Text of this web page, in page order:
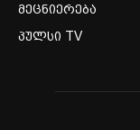
მეცნიერება
პულსი TV